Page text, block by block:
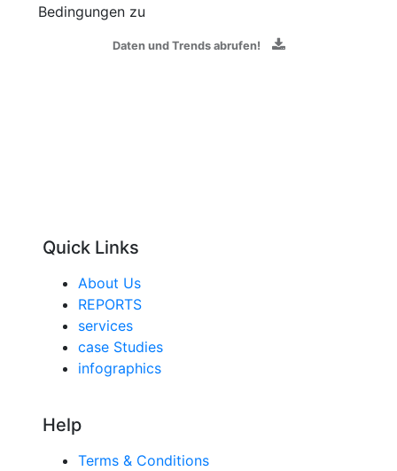
Bedingungen zu
Daten und Trends abrufen!
Quick Links
About Us
REPORTS
services
case Studies
infographics
Help
Terms & Conditions